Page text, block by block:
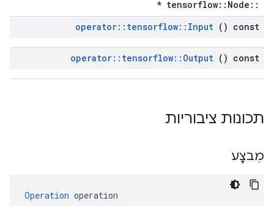
::tensorflow::Node *
operator:: tensorflow:: Input () const
operator:: tensorflow:: Output () const
תכונות ציבוריות
מִבצָע
Operation operation